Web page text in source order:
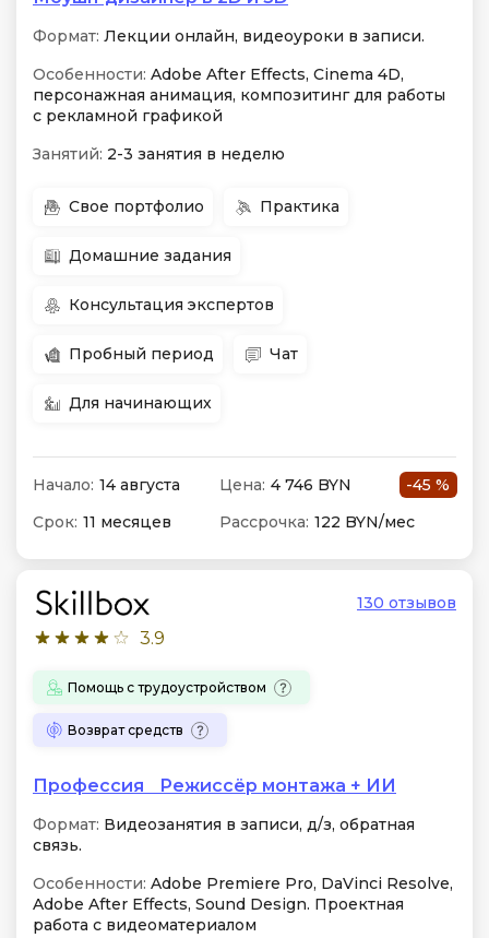
Формат: Лекции онлайн, видеоуроки в записи.
Особенности: Adobe After Effects, Cinema 4D,
персонажная анимация, композитинг для работы
с рекламной графикой
Занятий: 2-3 занятия в неделю
Свое портфолио Практика
Домашние задания
Консультация экспертов
Пробный период Чат
Для начинающих
Начало: 14 августа Цена: 4 746 BYN
-45 %
Срок: 11 месяцев Рассрочка: 122 BYN/мес
3.9
130 отзывов
Помощь с трудоустройством
Возврат средств
Профессия Режиссёр монтажа + ИИ
Формат: Видеозанятия в записи, д/з, обратная
связь.
Особенности: Adobe Premiere Pro, DaVinci Resolve,
Adobe After Effects, Sound Design. Проектная
работа с видеоматериалом